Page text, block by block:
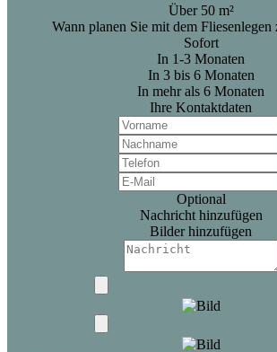
Über 50 m²
Wann planen Sie mit dem Fliesenlegen
Sofort
In 1-3 Monaten
In 3 bis 6 Monaten
In mehr als 6 Monaten
Ihre Kontaktdaten
Optional
Nachricht hinzufügen
Bilder hinzufügen